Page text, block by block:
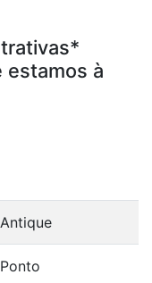
estamos à
Antique
Ponto